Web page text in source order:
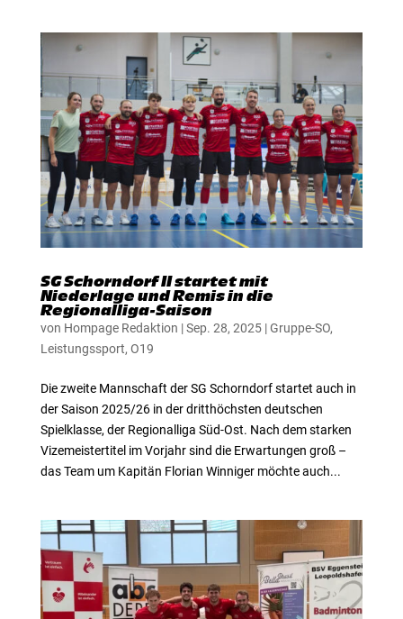
SG Schorndorf II startet mit
Niederlage und Remis in die
Regionalliga-Saison
von Hompage Redaktion |Sep. 28, 2025|Gruppe-SO,
Leistungssport, O19
Die zweite Mannschaft der SG Schorndorf startet auch in
der Saison 2025/26 in der dritthöchsten deutschen
Spielklasse, der Regionalliga Süd-Ost. Nach dem starken
Vizemeistertitel im Vorjahr sind die Erwartungen groß –
das Team um Kapitän Florian Winniger möchte auch...